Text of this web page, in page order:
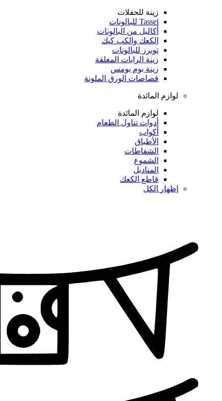
زينة للحفلات
Tassel للبالونات
أكاليل من البالونات
الكعك والكب كيك
توبرز للبالونات
زينة الرايات المعلقة
زينة بوم بومس
قصاصات الورق الملونة
لوازم المائدة
لوازم المائدة
أدوات تناول الطعام
أكواب
الأطباق
الشفاطات
الشموع
المناديل
قاطع الكعك
إظهار الكل